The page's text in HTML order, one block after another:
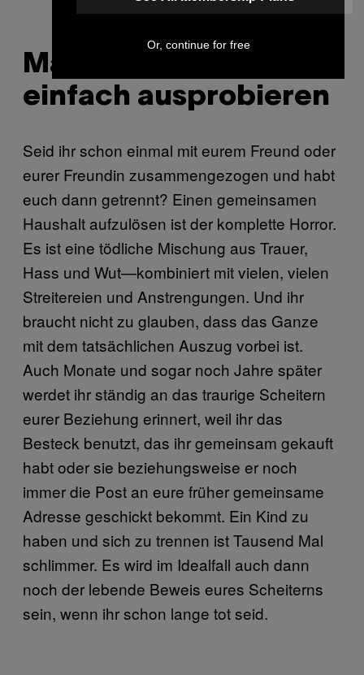
2.0
Man kann es nicht
einfach ausprobieren
Seid ihr schon einmal mit eurem Freund oder
eurer Freundin zusammengezogen und habt
euch dann getrennt? Einen gemeinsamen
Haushalt aufzulösen ist der komplette Horror.
Es ist eine tödliche Mischung aus Trauer,
Hass und Wut—kombiniert mit vielen, vielen
Streitereien und Anstrengungen. Und ihr
braucht nicht zu glauben, dass das Ganze
mit dem tatsächlichen Auszug vorbei ist.
Auch Monate und sogar noch Jahre später
werdet ihr ständig an das traurige Scheitern
eurer Beziehung erinnert, weil ihr das
Besteck benutzt, das ihr gemeinsam gekauft
habt oder sie beziehungsweise er noch
immer die Post an eure früher gemeinsame
Adresse geschickt bekommt. Ein Kind zu
haben und sich zu trennen ist Tausend Mal
schlimmer. Es wird im Idealfall auch dann
noch der lebende Beweis eures Scheiterns
sein, wenn ihr schon lange tot seid.
Or, continue for free